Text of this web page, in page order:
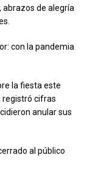
abrazos de alegría
con la pandemia
la fiesta este
registró cifras
anular sus
al público